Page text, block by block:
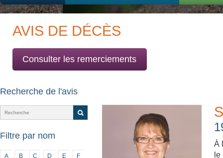
AVIS DE DÉCÈS
Consulter les remerciements
Recherche de l'avis
Filtre par nom
A B C D E F
À